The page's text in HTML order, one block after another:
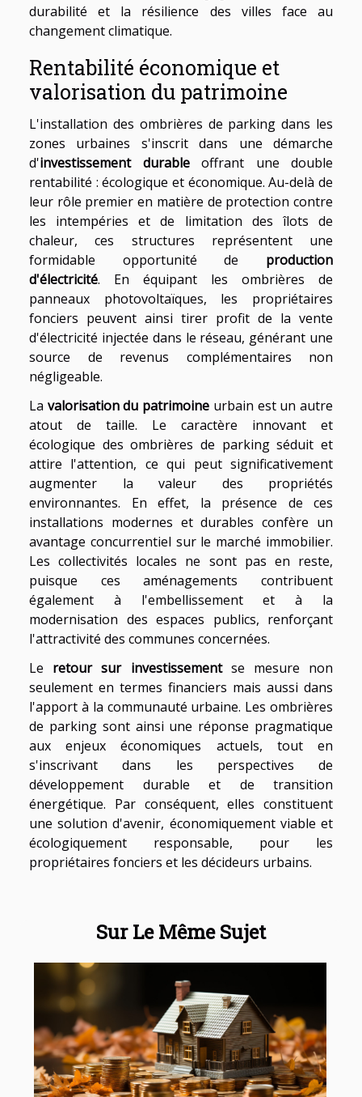
durabilité et la résilience des villes face au
changement climatique.
Rentabilité économique et
valorisation du patrimoine
L'installation des ombrières de parking dans les
zones urbaines s'inscrit dans une démarche
d'investissement durableoffrant une double
rentabilité : écologique et économique. Au-delà de
leur rôle premier en matière de protection contre
les intempéries et de limitation des îlots de
chaleur, ces structures représentent une
formidable opportunité de production
d'électricité. En équipant les ombrières de
panneaux photovoltaïques, les propriétaires
fonciers peuvent ainsi tirer profit de la vente
d'électricité injectée dans le réseau, générant une
source de revenus complémentaires non
négligeable.
La valorisation du patrimoine urbain est un autre
atout de taille. Le caractère innovant et
écologique des ombrières de parking séduit et
attire l'attention, ce qui peut significativement
augmenter la valeur des propriétés
environnantes. En effet, la présence de ces
installations modernes et durables confère un
avantage concurrentiel sur le marché immobilier.
Les collectivités locales ne sont pas en reste,
puisque ces aménagements contribuent
également à l'embellissement et à la
modernisation des espaces publics, renforçant
l'attractivité des communes concernées.
Le retour sur investissementse mesure non
seulement en termes financiers mais aussi dans
l'apport à la communauté urbaine. Les ombrières
de parking sont ainsi une réponse pragmatique
aux enjeux économiques actuels, tout en
s'inscrivant dans les perspectives de
développement durable et de transition
énergétique. Par conséquent, elles constituent
une solution d'avenir, économiquement viable et
écologiquement responsable, pour les
propriétaires fonciers et les décideurs urbains.
Sur Le Même Sujet